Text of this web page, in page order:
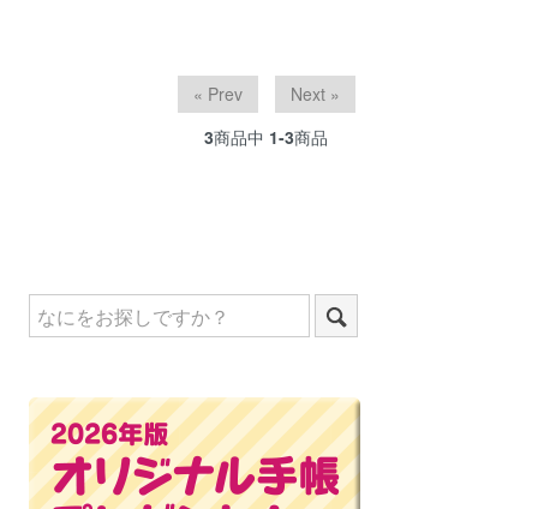
« Prev
Next »
3商品中 1-3商品